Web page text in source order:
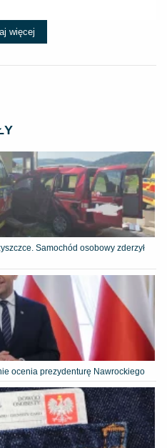
więcej
Samochód osobowy zderzył
ocenia prezydenturę Nawrockiego